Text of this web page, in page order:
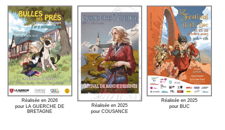
Réalisée en 2026
pour LA GUERCHE DE
BRETAGNE
Réalisée en 2025
pour COUSANCE
Réalisée en 2025
pour BUC